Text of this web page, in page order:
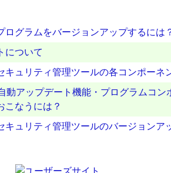
ログラムをバージョンアップするには
について
キュリティ管理ツールの各コンポーネ
動アップデート機能・プログラムコ
こなうには？
キュリティ管理ツールのバージョンア